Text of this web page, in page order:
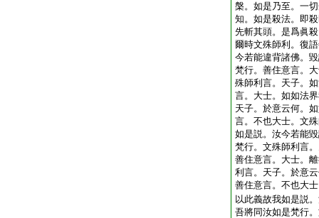
槃。如是乃至。一
知。如是殺法。即
先斬其頭。是爲眞
爾時文殊師利。復
今若能違背諸佛。
梵行。善住意言。
殊師利言。天子。
言。大士。如如法
天子。於意云何。
言。不也大士。文
如是説。汝今若能
梵行。文殊師利言
善住意言。大士。
利言。天子。於意
善住意言。不也大
以此義故我如是説
吾將同汝如是梵行